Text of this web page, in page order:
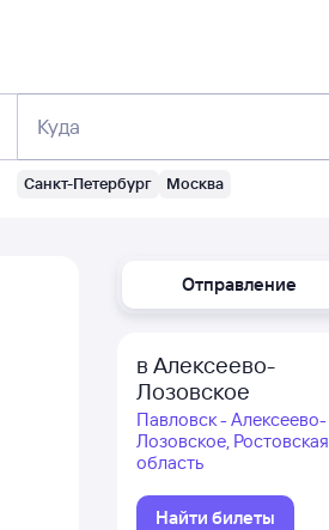
Куда
Санкт-Петербург Москва
Отправление
в Алексеево-
Лозовское
Павловск - Алексеево-
Лозовское, Ростовская
область
Найти билеты